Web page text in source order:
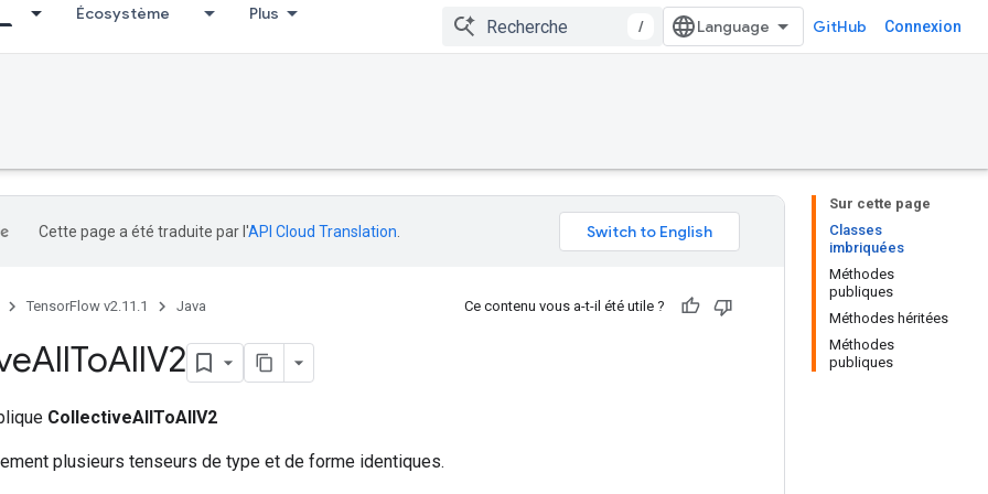
Écosystème Plus
/ GitHub Connexion
Sur cette page
Classes
imbriquées
Méthodes
publiques
Méthodes héritées
Méthodes
publiques
Cette page a été traduite par l'API Cloud Translation
TensorFlow v2.11.1 Java Ce contenu vous a-t-il été utile ?
AllToAllV2
CollectiveAllToAllV2
plusieurs tenseurs de type et de forme identiques.